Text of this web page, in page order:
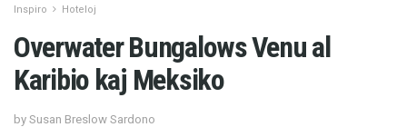
Inspiro Hoteloj
Overwater Bungalows Venu al
Karibio kaj Meksiko
by Susan Breslow Sardono